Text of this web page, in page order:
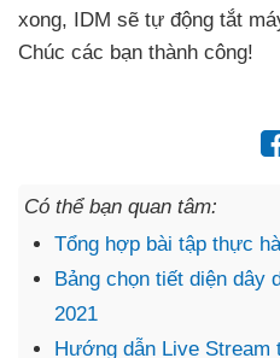
xong, IDM sẽ tự động tắt
Chúc các bạn thành công!
Có thể bạn quan tâm:
Tổng hợp bài tập thực
Bảng chọn tiết diện dây
2021
Hướng dẫn Live Stream